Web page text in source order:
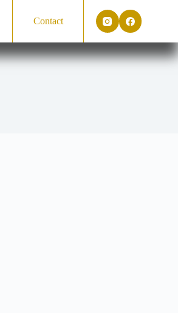
Contact